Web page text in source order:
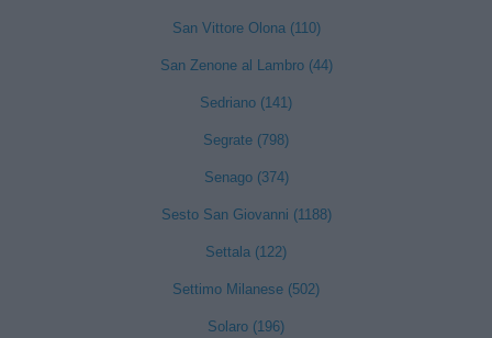
San Vittore Olona (110)
San Zenone al Lambro (44)
Sedriano (141)
Segrate (798)
Senago (374)
Sesto San Giovanni (1188)
Settala (122)
Settimo Milanese (502)
Solaro (196)